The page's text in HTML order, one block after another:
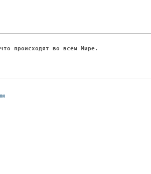
происходят во всём Мире.